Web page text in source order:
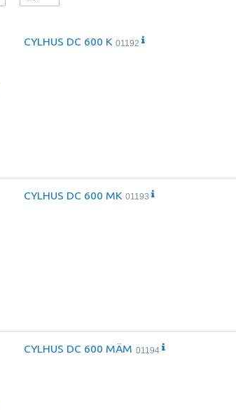
CYLHUS DC 600 K 01192
CYLHUS DC 600 MK 01193
CYLHUS DC 600 MÄM 01194